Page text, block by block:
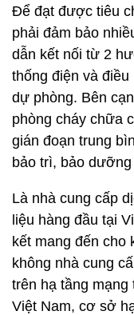
Để đạt được tiêu
phải đảm bảo
dẫn kết nối từ 2
thống điện và
dự phòng. Bên
phòng cháy chữa
gián đoạn trung
bảo trì, bảo
Là nhà cung cấp
liệu hàng đầu tại
kết mang đến cho
không nhà cung
trên hạ tầng
Việt Nam, cơ sở